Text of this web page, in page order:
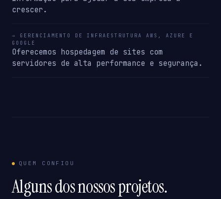
crescer.
→ GERENCIAMENTO DE INFRAESTRUTURA AWS, AZURE E
GOOGLE
Oferecemos hospedagem de sites com
servidores de alta performance e segurança.
QUEM CONFIOU
Alguns dos nossos projetos.